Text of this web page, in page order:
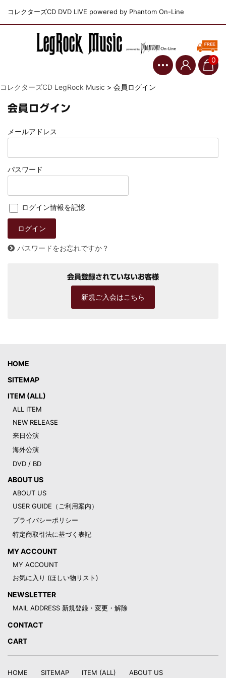
コレクターズCD DVD LIVE powered by Phantom On-Line
0
コレクターズCD LegRock Music > 会員ログイン
会員ログイン
メールアドレス
パスワード
ログイン情報を記憶
パスワードをお忘れですか？
会員登録されていないお客様
新規ご入会はこちら
HOME
SITEMAP
ITEM (ALL)
ALL ITEM
NEW RELEASE
来日公演
海外公演
DVD / BD
ABOUT US
ABOUT US
USER GUIDE（ご利用案内）
プライバシーポリシー
特定商取引法に基づく表記
MY ACCOUNT
MY ACCOUNT
お気に入り (ほしい物リスト)
NEWSLETTER
MAIL ADDRESS 新規登録・変更・解除
CONTACT
CART
HOME SITEMAP ITEM (ALL) ABOUT US